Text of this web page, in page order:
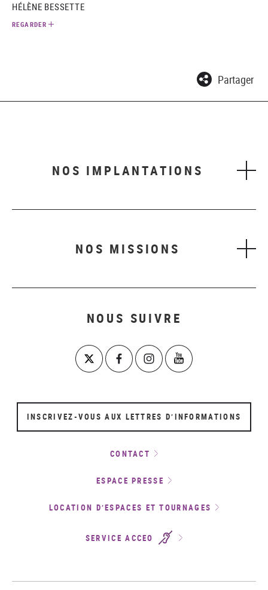
HÉLÈNE BESSETTE
REGARDER
Partager
NOS IMPLANTATIONS
NOS MISSIONS
NOUS SUIVRE
INSCRIVEZ-VOUS AUX LETTRES D’INFORMATIONS
CONTACT
ESPACE PRESSE
LOCATION D’ESPACES ET TOURNAGES
SERVICE ACCEO